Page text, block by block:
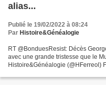
alias...
Publié le 19/02/2022 à 08:24
Par Histoire&Généalogie
RT @BonduesResist: Décès
avec une grande tristesse que le
Histoire&Généalogie (@HFerreol)